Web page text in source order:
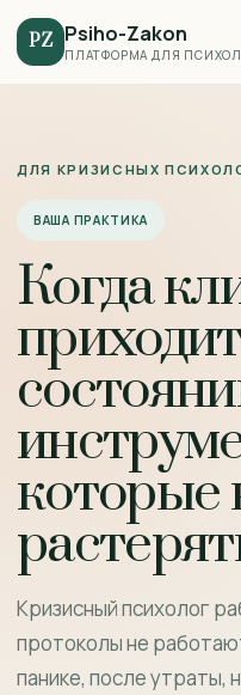
PZ Psiho-Zakon
ПЛАТФОРМА ДЛЯ
ДЛЯ КРИЗИСНЫХ
ВАША ПРАКТИКА
Когда
которые
Кризисный психолог
протоколы не
панике, после утраты,